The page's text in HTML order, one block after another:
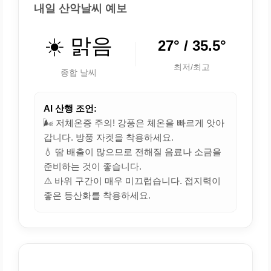
내일 산악날씨 예보
☀️ 맑음
종합 날씨
27° / 35.5°
최저/최고
AI 산행 조언:
🌬️ 저체온증 주의! 강풍은 체온을 빠르게 앗아
갑니다. 방풍 자켓을 착용하세요.
💧 땀 배출이 많으므로 전해질 음료나 소금을
준비하는 것이 좋습니다.
⚠️ 바위 구간이 매우 미끄럽습니다. 접지력이
좋은 등산화를 착용하세요.